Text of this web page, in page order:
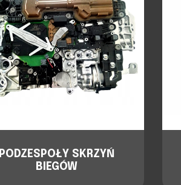
PODZESPOŁY SKRZYŃ
BIEGÓW